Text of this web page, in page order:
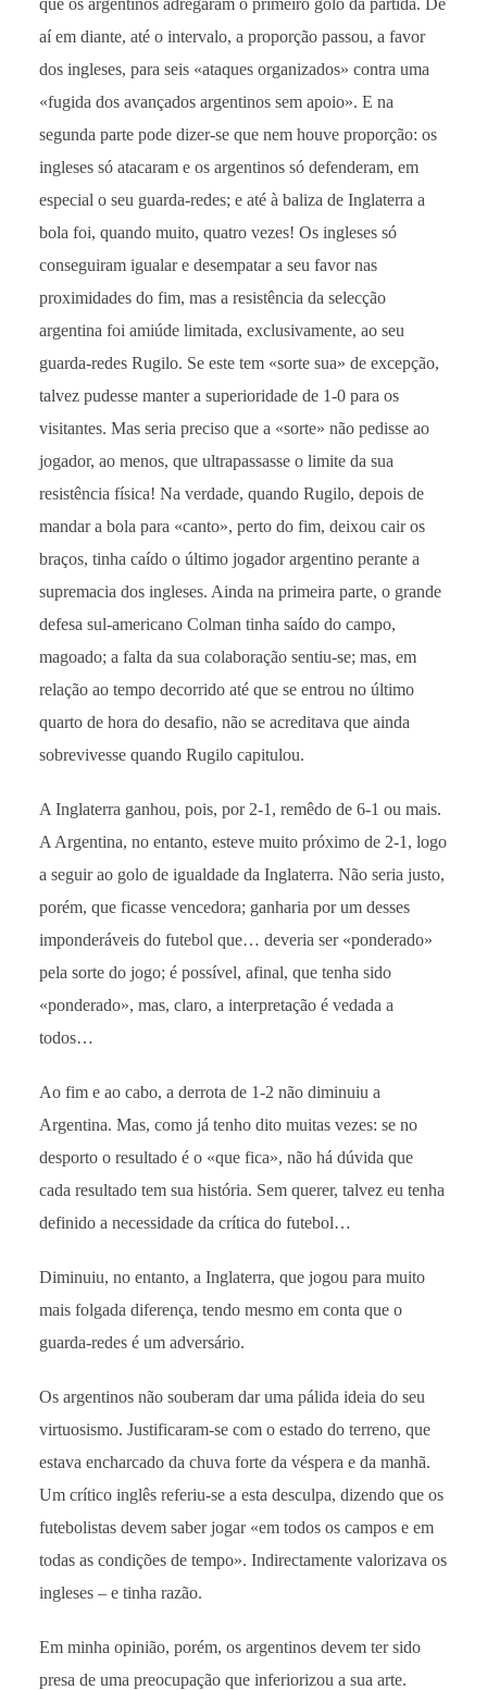
que os argentinos adregaram o primeiro golo da partida. De
aí em diante, até o intervalo, a proporção passou, a favor
dos ingleses, para seis «ataques organizados» contra uma
«fugida dos avançados argentinos sem apoio». E na
segunda parte pode dizer-se que nem houve proporção: os
ingleses só atacaram e os argentinos só defenderam, em
especial o seu guarda-redes; e até à baliza de Inglaterra a
bola foi, quando muito, quatro vezes! Os ingleses só
conseguiram igualar e desempatar a seu favor nas
proximidades do fim, mas a resistência da selecção
argentina foi amiúde limitada, exclusivamente, ao seu
guarda-redes Rugilo. Se este tem «sorte sua» de excepção,
talvez pudesse manter a superioridade de 1-0 para os
visitantes. Mas seria preciso que a «sorte» não pedisse ao
jogador, ao menos, que ultrapassasse o limite da sua
resistência física! Na verdade, quando Rugilo, depois de
mandar a bola para «canto», perto do fim, deixou cair os
braços, tinha caído o último jogador argentino perante a
supremacia dos ingleses. Ainda na primeira parte, o grande
defesa sul-americano Colman tinha saído do campo,
magoado; a falta da sua colaboração sentiu-se; mas, em
relação ao tempo decorrido até que se entrou no último
quarto de hora do desafio, não se acreditava que ainda
sobrevivesse quando Rugilo capitulou.
A Inglaterra ganhou, pois, por 2-1, remêdo de 6-1 ou mais.
A Argentina, no entanto, esteve muito próximo de 2-1, logo
a seguir ao golo de igualdade da Inglaterra. Não seria justo,
porém, que ficasse vencedora; ganharia por um desses
imponderáveis do futebol que… deveria ser «ponderado»
pela sorte do jogo; é possível, afinal, que tenha sido
«ponderado», mas, claro, a interpretação é vedada a
todos…
Ao fim e ao cabo, a derrota de 1-2 não diminuiu a
Argentina. Mas, como já tenho dito muitas vezes: se no
desporto o resultado é o «que fica», não há dúvida que
cada resultado tem sua história. Sem querer, talvez eu tenha
definido a necessidade da crítica do futebol…
Diminuiu, no entanto, a Inglaterra, que jogou para muito
mais folgada diferença, tendo mesmo em conta que o
guarda-redes é um adversário.
Os argentinos não souberam dar uma pálida ideia do seu
virtuosismo. Justificaram-se com o estado do terreno, que
estava encharcado da chuva forte da véspera e da manhã.
Um crítico inglês referiu-se a esta desculpa, dizendo que os
futebolistas devem saber jogar «em todos os campos e em
todas as condições de tempo». Indirectamente valorizava os
ingleses – e tinha razão.
Em minha opinião, porém, os argentinos devem ter sido
presa de uma preocupação que inferiorizou a sua arte.